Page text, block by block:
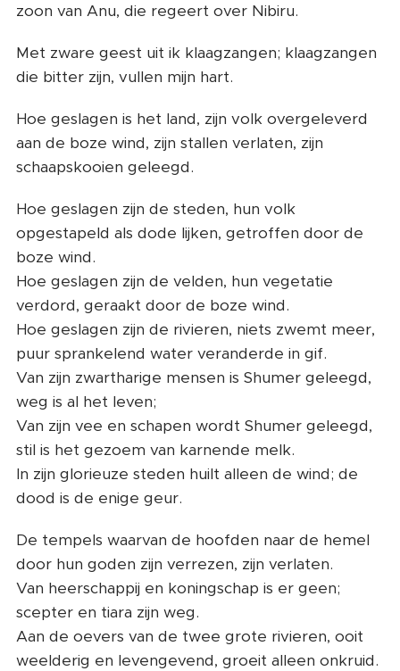
zoon van Anu, die regeert over Nibiru.
Met zware geest uit ik klaagzangen; klaagzangen
die bitter zijn, vullen mijn hart.
Hoe geslagen is het land, zijn volk overgeleverd
aan de boze wind, zijn stallen verlaten, zijn
schaapskooien geleegd.
Hoe geslagen zijn de steden, hun volk
opgestapeld als dode lijken, getroffen door de
boze wind.
Hoe geslagen zijn de velden, hun vegetatie
verdord, geraakt door de boze wind.
Hoe geslagen zijn de rivieren, niets zwemt meer,
puur sprankelend water veranderde in gif.
Van zijn zwartharige mensen is Shumer geleegd,
weg is al het leven;
Van zijn vee en schapen wordt Shumer geleegd,
stil is het gezoem van karnende melk.
In zijn glorieuze steden huilt alleen de wind; de
dood is de enige geur.
De tempels waarvan de hoofden naar de hemel
door hun goden zijn verrezen, zijn verlaten.
Van heerschappij en koningschap is er geen;
scepter en tiara zijn weg.
Aan de oevers van de twee grote rivieren, ooit
weelderig en levengevend, groeit alleen onkruid.